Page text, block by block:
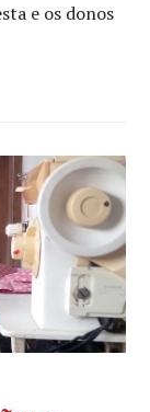
e os donos